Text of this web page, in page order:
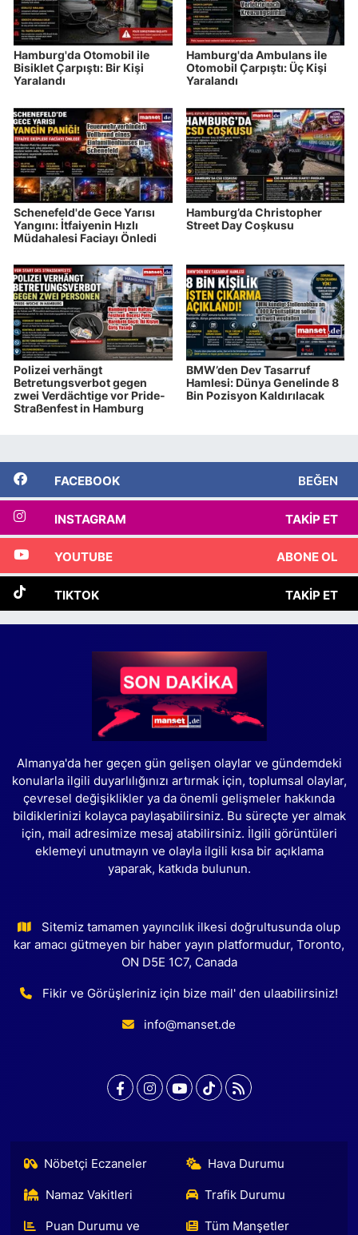
Hamburg'da Otomobil ile
Bisiklet Çarpıştı: Bir Kişi
Yaralandı
Hamburg'da Ambulans ile
Otomobil Çarpıştı: Üç Kişi
Yaralandı
Schenefeld'de Gece Yarısı
Yangını: İtfaiyenin Hızlı
Müdahalesi Faciayı Önledi
Hamburg’da Christopher
Street Day Coşkusu
Polizei verhängt
Betretungsverbot gegen
zwei Verdächtige vor Pride-
Straßenfest in Hamburg
BMW’den Dev Tasarruf
Hamlesi: Dünya Genelinde 8
Bin Pozisyon Kaldırılacak
FACEBOOK BEĞEN
INSTAGRAM TAKIP ET
YOUTUBE ABONE OL
TIKTOK TAKIP ET
Almanya'da her geçen gün gelişen olaylar ve gündemdeki
konularla ilgili duyarlılığınızı artırmak için, toplumsal olaylar,
çevresel değişiklikler ya da önemli gelişmeler hakkında
bildiklerinizi kolayca paylaşabilirsiniz. Bu süreçte yer almak
için, mail adresimize mesaj atabilirsiniz. İlgili görüntüleri
eklemeyi unutmayın ve olayla ilgili kısa bir açıklama
yaparak, katkıda bulunun.
Sitemiz tamamen yayıncılık ilkesi doğrultusunda olup
kar amacı gütmeyen bir haber yayın platformudur, Toronto,
ON D5E 1C7, Canada
Fikir ve Görüşleriniz için bize mail' den ulaabilirsiniz!
info@manset.de
Nöbetçi Eczaneler Hava Durumu
Namaz Vakitleri Trafik Durumu
Puan Durumu ve Tüm Manşetler